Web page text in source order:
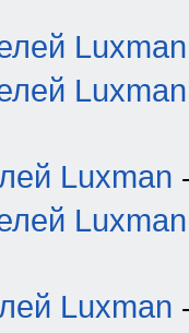
Luxman
Luxman
Luxman
Luxman
Luxman